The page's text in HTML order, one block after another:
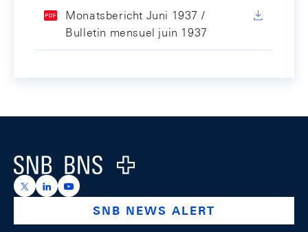
Monatsbericht Juni 1937 /
Bulletin mensuel juin 1937
Logo
https://x.com/snb_bns
https://ch.linkedin.com/company/swiss-national-
https://www.youtube.com/@swissnationalbank
SNB NEWS ALERT